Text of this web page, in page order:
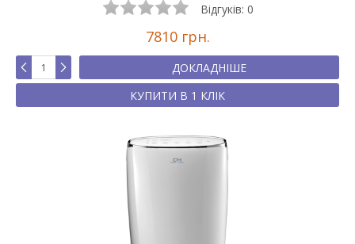
Відгуків: 0
7810 грн.
ДОКЛАДНІШЕ
КУПИТИ В 1 КЛІК